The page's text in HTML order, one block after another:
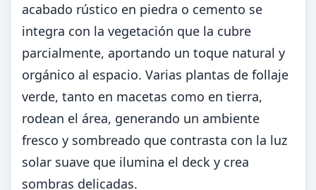
acabado rústico en piedra o cemento se
integra con la vegetación que la cubre
parcialmente, aportando un toque natural y
orgánico al espacio. Varias plantas de follaje
verde, tanto en macetas como en tierra,
rodean el área, generando un ambiente
fresco y sombreado que contrasta con la luz
solar suave que ilumina el deck y crea
sombras delicadas.